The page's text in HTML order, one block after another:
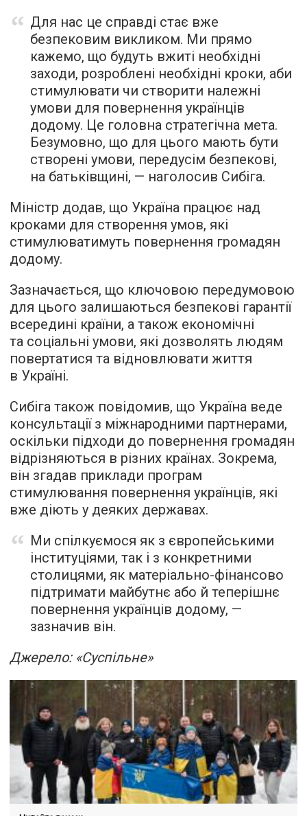
Для нас це справді стає вже
безпековим викликом. Ми прямо
кажемо, що будуть вжиті необхідні
заходи, розроблені необхідні кроки, аби
стимулювати чи створити належні
умови для повернення українців
додому. Це головна стратегічна мета.
Безумовно, що для цього мають бути
створені умови, передусім безпекові,
на батьківщині, — наголосив Сибіга.
Міністр додав, що Україна працює над
кроками для створення умов, які
стимулюватимуть повернення громадян
додому.
Зазначається, що ключовою передумовою
для цього залишаються безпекові гарантії
всередині країни, а також економічні
та соціальні умови, які дозволять людям
повертатися та відновлювати життя
в Україні.
Сибіга також повідомив, що Україна веде
консультації з міжнародними партнерами,
оскільки підходи до повернення громадян
відрізняються в різних країнах. Зокрема,
він згадав приклади програм
стимулювання повернення українців, які
вже діють у деяких державах.
Ми спілкуємося як з європейськими
інституціями, так і з конкретними
столицями, як матеріально-фінансово
підтримати майбутнє або й теперішнє
повернення українців додому, —
зазначив він.
Джерело: «Суспільне»